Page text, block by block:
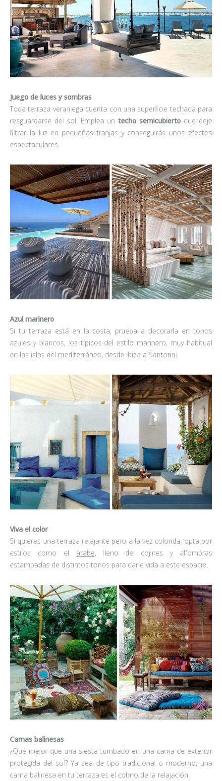
Juego de luces y sombras
Toda terraza veraniega cuenta con una superficie techada para
resguardarse del sol. Emplea un techo semicubierto que deje
filtrar la luz en pequeñas franjas y conseguirás unos efectos
espectaculares.
Azul marinero
Si tu terraza está en la costa, prueba a decorarla en tonos
azules y blancos, los típicos del estilo marinero, muy habitual
en las islas del mediterráneo, desde Ibiza a Santorini.
Viva el color
Si quieres una terraza relajante pero a la vez colorida, opta por
estilos como el árabe, lleno de cojines y alfombras
estampadas de distintos tonos para darle vida a este espacio.
Camas balinesas
¿Qué mejor que una siesta tumbado en una cama de exterior
protegida del sol? Ya sea de tipo tradicional o moderno, una
cama balinesa en tu terraza es el colmo de la relajación.